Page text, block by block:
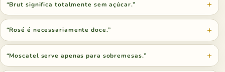
“Brut significa totalmente sem açúcar.”
“Rosé é necessariamente doce.”
“Moscatel serve apenas para sobremesas.”